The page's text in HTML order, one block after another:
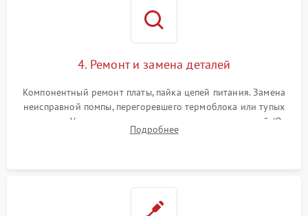
4. Ремонт и замена деталей
Компонентный ремонт платы, пайка цепей питания. Замена
неисправной помпы, перегоревшего термоблока или тупых
жерновов. Установка новых силиконовых уплотнителей (O-
ring) и тефлоновых трубок для надежного устранения
Подробнее